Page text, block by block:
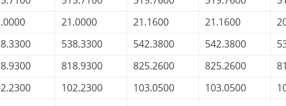
21.0000 21.1600 21.1600
538.3300 542.3800 542.3800
818.9300 825.2600 825.2600
102.2300 103.0500 103.0500